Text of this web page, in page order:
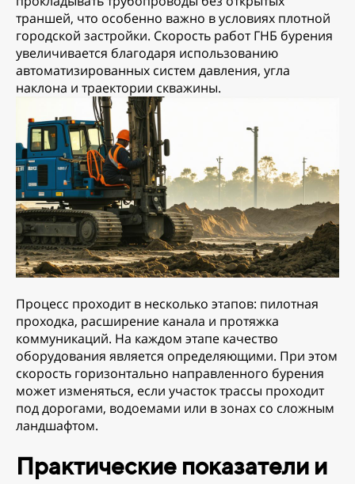
траншей, что особенно важно в условиях плотной
городской застройки. Скорость работ ГНБ бурения
увеличивается благодаря использованию
автоматизированных систем давления, угла
наклона и траектории скважины.
Процесс проходит в несколько этапов: пилотная
проходка, расширение канала и протяжка
коммуникаций. На каждом этапе качество
оборудования является определяющими. При этом
скорость горизонтально направленного бурения
может изменяться, если участок трассы проходит
под дорогами, водоемами или в зонах со сложным
ландшафтом.
Практические показатели и